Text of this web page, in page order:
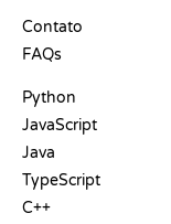
Contato
FAQs
Python
JavaScript
Java
TypeScript
C++